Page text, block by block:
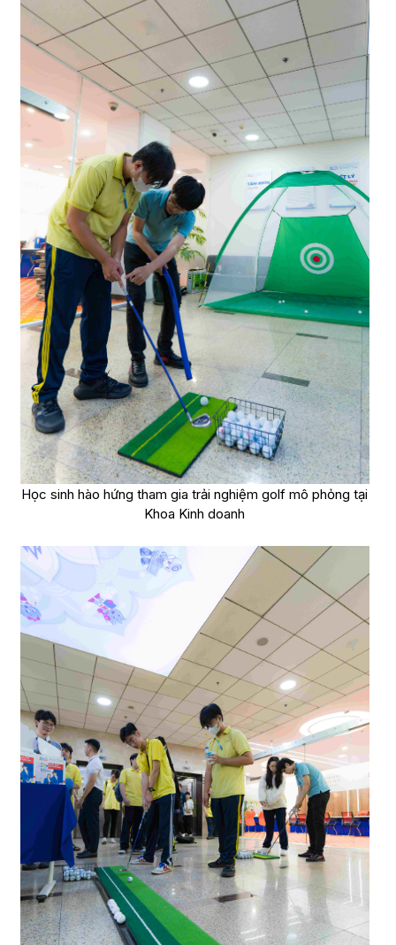
Học sinh hào hứng tham gia trải nghiệm golf mô phỏng tại
Khoa Kinh doanh